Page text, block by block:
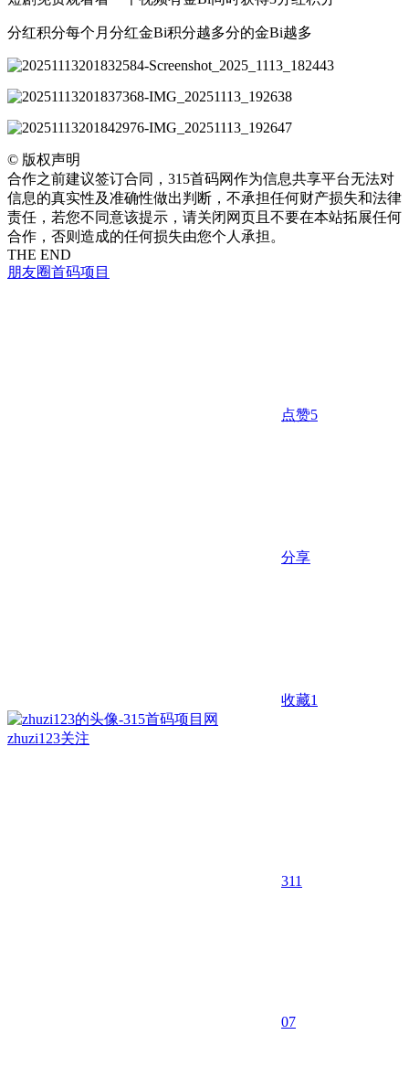
分红积分每个月分红金Bi积分越多分的金Bi越多
© 版权声明
合作之前建议签订合同，315首码网作为信息共享平台无法对
信息的真实性及准确性做出判断，不承担任何财产损失和法律
责任，若您不同意该提示，请关闭网页且不要在本站拓展任何
合作，否则造成的任何损失由您个人承担。
THE END
朋友圈首码项目
点赞5
分享
收藏1
zhuzi123关注
311
07